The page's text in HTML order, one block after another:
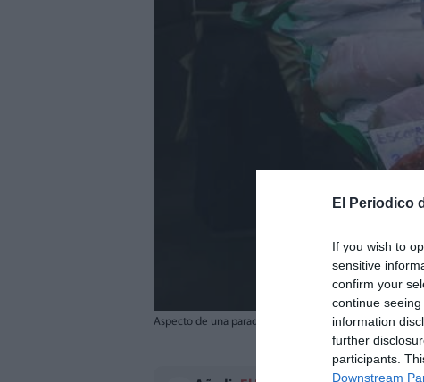
El Periodico
If you wish to
sensitive
confirm your
continue
information
further
participants.
Downstream
Aspecto de una parada de pescado en un mercado.